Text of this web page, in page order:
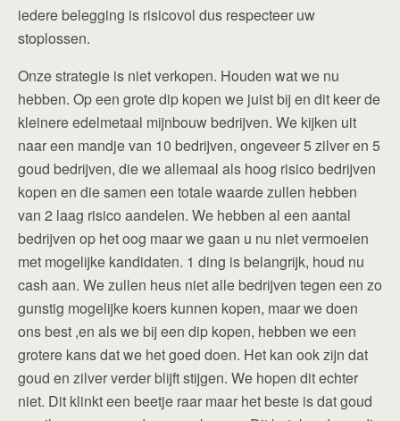
iedere belegging is risicovol dus respecteer uw
stoplossen.
Onze strategie is niet verkopen. Houden wat we nu
hebben. Op een grote dip kopen we juist bij en dit keer de
kleinere edelmetaal mijnbouw bedrijven. We kijken uit
naar een mandje van 10 bedrijven, ongeveer 5 zilver en 5
goud bedrijven, die we allemaal als hoog risico bedrijven
kopen en die samen een totale waarde zullen hebben
van 2 laag risico aandelen. We hebben al een aantal
bedrijven op het oog maar we gaan u nu niet vermoeien
met mogelijke kandidaten. 1 ding is belangrijk, houd nu
cash aan. We zullen heus niet alle bedrijven tegen een zo
gunstig mogelijke koers kunnen kopen, maar we doen
ons best ,en als we bij een dip kopen, hebben we een
grotere kans dat we het goed doen. Het kan ook zijn dat
goud en zilver verder blijft stijgen. We hopen dit echter
niet. Dit klinkt een beetje raar maar het beste is dat goud